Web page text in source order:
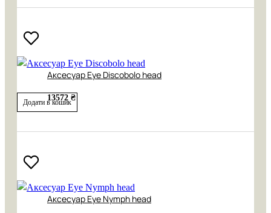
Аксесуар Eye Discobolo head
13572 ₴
Додати в кошик
Аксесуар Eye Nymph head